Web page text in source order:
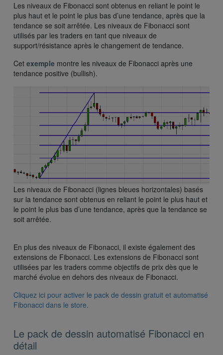
Les niveaux de Fibonacci sont obtenus en reliant le point le
plus haut et le point le plus bas d’une tendance, après que la
tendance se soit arrêtée. Les niveaux de Fibonacci sont
utilisés par les traders en tant que niveaux de
support/résistance après le changement de tendance.
Cet exemple montre les niveaux de Fibonacci après une
tendance positive (bullish).
Les niveaux de Fibonacci (lignes bleues horizontales) basés
sur la tendance sont obtenus en reliant le point le plus haut et
le point le plus bas d’une tendance, après que la tendance se
soit arrêtée.
En plus des niveaux de Fibonacci, il existe également des
extensions de Fibonacci. Les extensions de Fibonacci sont
utilisées par les traders comme objectifs de prix dès que le
marché évolue en dehors des niveaux de Fibonacci.
Cliquez ici pour activer le pack de dessin gratuit et automatisé
Fibonacci dans le store.
Le pack de dessin automatisé Fibonacci en
détail